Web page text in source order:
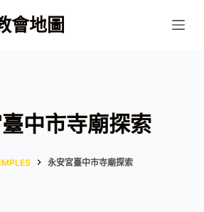
會地圖
中市寺廟探索
永安宮臺中市寺廟探索